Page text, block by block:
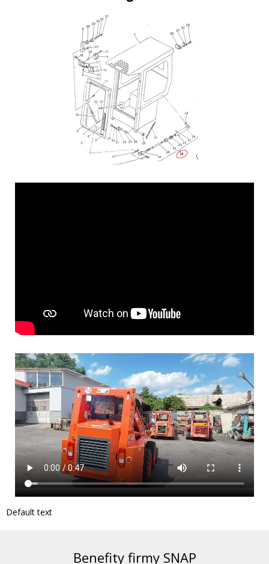
Default text
Benefity firmy SNAP